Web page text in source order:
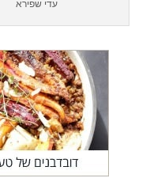
עדי שפירא